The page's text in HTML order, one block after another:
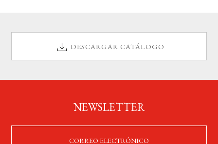
DESCARGAR CATÁLOGO
NEWSLETTER